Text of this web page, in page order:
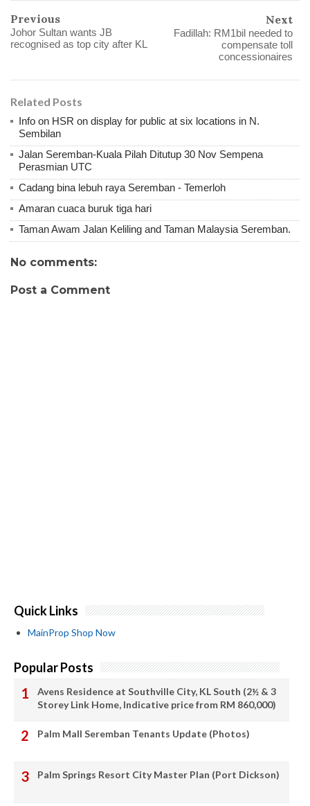
Previous
Johor Sultan wants JB
recognised as top city after KL
Next
Fadillah: RM1bil needed to
compensate toll
concessionaires
Related Posts
Info on HSR on display for public at six locations in N.
Sembilan
Jalan Seremban-Kuala Pilah Ditutup 30 Nov Sempena
Perasmian UTC
Cadang bina lebuh raya Seremban - Temerloh
Amaran cuaca buruk tiga hari
Taman Awam Jalan Keliling and Taman Malaysia Seremban.
No comments:
Post a Comment
Quick Links
MainProp Shop Now
Popular Posts
Avens Residence at Southville City, KL South (2½ & 3
Storey Link Home, Indicative price from RM 860,000)
Palm Mall Seremban Tenants Update (Photos)
Palm Springs Resort City Master Plan (Port Dickson)